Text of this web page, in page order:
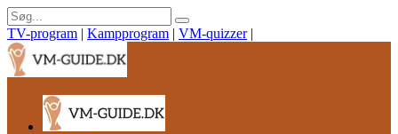
TV-program | Kampprogram | VM-quizzer |